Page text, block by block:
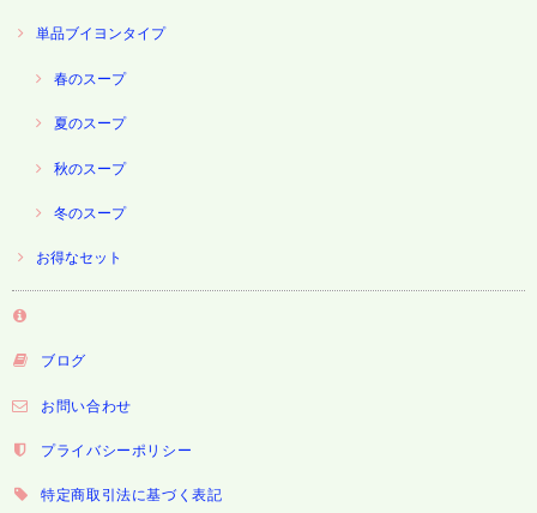
単品ブイヨンタイプ
春のスープ
夏のスープ
秋のスープ
冬のスープ
お得なセット
ブログ
お問い合わせ
プライバシーポリシー
特定商取引法に基づく表記